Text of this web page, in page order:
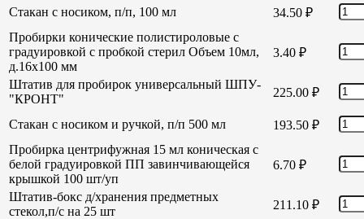
Стакан с носиком, п/п, 100 мл 34.50 ₽
Пробирки конические полистироловые с
градуировкой с пробкой стерил Объем 10мл,
д.16х100 мм
3.40 ₽
Штатив для пробирок универсальный ШПУ-
"КРОНТ"
225.00 ₽
Стакан с носиком и ручкой, п/п 500 мл 193.50 ₽
Пробирка центрифужная 15 мл коническая с
белой градуировкой ПП завинчивающейся
крышкой 100 шт/уп
6.70 ₽
Штатив-бокс д/хранения предметных
стекол,п/с на 25 шт
211.10 ₽